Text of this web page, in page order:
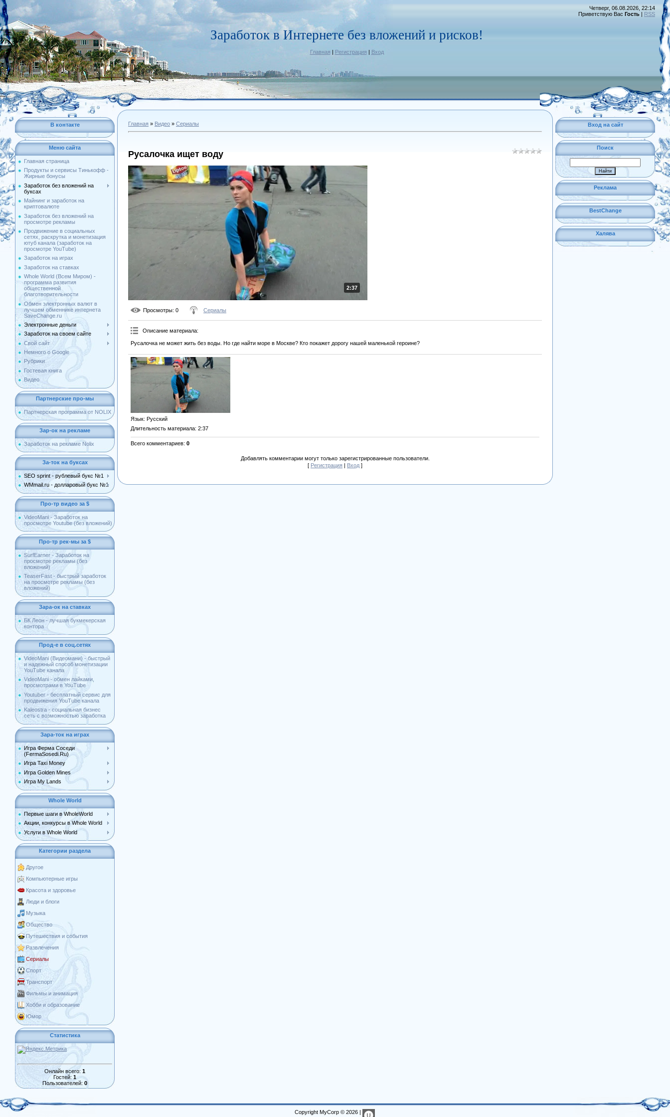
Заработок в Интернете без вложений и рисков!
Главная | Регистрация | Вход
Четверг, 06.08.2026, 22:14
Приветствую Вас Гость | RSS
В контакте
Меню сайта
Главная страница
Продукты и сервисы Тинькофф -
Жирные бонусы
Заработок без вложений на
буксах
Майнинг и заработок на
криптовалюте
Заработок без вложений на
просмотре рекламы
Продвижение в социальных
сетях, раскрутка и монетизация
ютуб канала (заработок на
просмотре YouTube)
Заработок на играх
Заработок на ставках
Whole World (Всем Миром) -
программа развития
общественной
благотворительности
Обмен электронных валют в
лучшем обменнике интернета
SaveChange.ru
Электронные деньги
Заработок на своем сайте
Свой сайт
Немного о Google
Рубрики
Гостевая книга
Видео
Партнерские про-мы
Партнерская программа от NOLIX
Зар-ок на рекламе
Заработок на рекламе Nolix
За-ток на буксах
SEO sprint - рублевый букс №1
WMmail.ru - долларовый букс №1
Про-тр видео за $
VideoMani - Заработок на
просмотре Youtube (без вложений)
Про-тр рек-мы за $
SurfEarner - Заработок на
просмотре рекламы (без
вложений)
TeaserFast - быстрый заработок
на просмотре рекламы (без
вложений)
Зара-ок на ставках
БК Леон - лучшая букмекерская
контора
Прод-е в соц.сетях
VideoMani (Видеомани) - быстрый
и надежный способ монетизации
YouTube канала
VideoMani - обмен лайками,
просмотрами в YouTube
Youtuber - бесплатный сервис для
продвижения YouTube канала
Kaleostra - социальная бизнес
сеть с возможностью заработка
Зара-ток на играх
Игра Ферма Соседи
(FermaSosedi.Ru)
Игра Taxi Money
Игра Golden Mines
Игра My Lands
Whole World
Первые шаги в WholeWorld
Акции, конкурсы в Whole World
Услуги в Whole World
Категории раздела
Другое
Компьютерные игры
Красота и здоровье
Люди и блоги
Музыка
Общество
Путешествия и события
Развлечения
Сериалы
Спорт
Транспорт
Фильмы и анимация
Хобби и образование
Юмор
Статистика
Онлайн всего: 1
Гостей: 1
Пользователей: 0
Главная » Видео » Сериалы
Русалочка ищет воду
2:37
Просмотры: 0 Сериалы
Описание материала:
Русалочка не может жить без воды. Но где найти море в Москве? Кто покажет дорогу нашей маленькой героине?
Язык: Русский
Длительность материала: 2:37
Всего комментариев: 0
Добавлять комментарии могут только зарегистрированные пользователи.
[ Регистрация | Вход ]
Вход на сайт
Поиск
Реклама
BestChange
Халява
Copyright MyCorp © 2026 |